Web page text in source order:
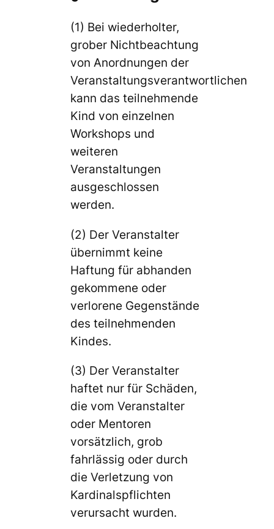
(1) Bei wiederholter,
grober Nichtbeachtung
von Anordnungen der
Veranstaltungsverantwortlichen
kann das teilnehmende
Kind von einzelnen
Workshops und
weiteren
Veranstaltungen
ausgeschlossen
werden.
(2) Der Veranstalter
übernimmt keine
Haftung für abhanden
gekommene oder
verlorene Gegenstände
des teilnehmenden
Kindes.
(3) Der Veranstalter
haftet nur für Schäden,
die vom Veranstalter
oder Mentoren
vorsätzlich, grob
fahrlässig oder durch
die Verletzung von
Kardinalspflichten
verursacht wurden.